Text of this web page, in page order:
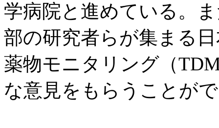
学病院と進めている。
部の研究者らが集まる
薬物モニタリング（
な意見をもらうことが